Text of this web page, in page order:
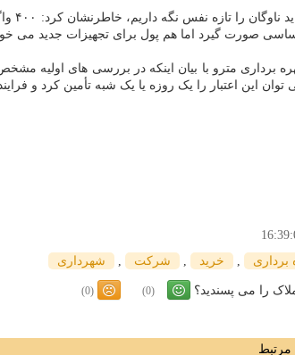
وی
صورت گیرد اما هم پول برای تجهیزات جدید می
توان این اعتبار را یک روزه یا یک شبه تأمین کرد و
برداری , خرید , شركت , شهرداری
را می پسندید؟ (0)
(0)
مرتبط